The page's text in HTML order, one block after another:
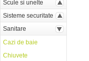
Scule si unelte
Sisteme securitate
Sanitare
Cazi de baie
Chiuvete